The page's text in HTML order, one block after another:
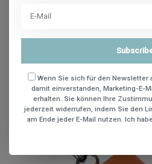
Wenn Sie sich für den Newsletter
damit einverstanden, Marketing-E-
erhalten. Sie können Ihre
jederzeit widerrufen, indem Sie den
am Ende jeder E-Mail nutzen. Ich